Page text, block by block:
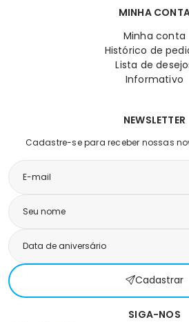
MINHA
Minha conta
Histórico de
Lista de
Informativo
NEWSLETTER
Cadastre-se para receber nossas
Cadastrar
SIGA-NOS